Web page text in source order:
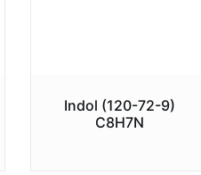
Indol (120-72-9)
C8H7N